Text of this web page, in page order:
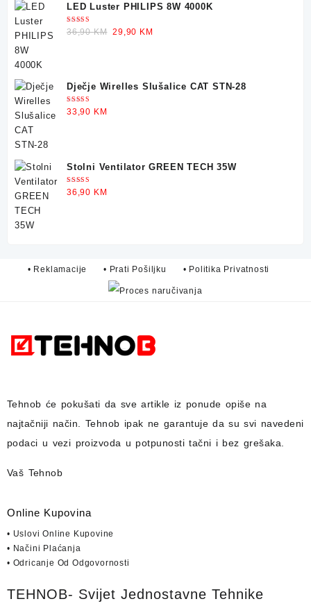
LED Luster PHILIPS 8W 4000K
Ocjenjeno
5.00od 5
36,90KM Original
29,90 KM
Dječje Wirelles Slušalice CAT STN-28
Ocjenjeno
5.00od 5
33,90 KM
Stolni Ventilator GREEN TECH 35W
Ocjenjeno
5.00od 5
36,90 KM
• Reklamacije • Prati Pošiljku • Politika Privatnosti
Tehnob će pokušati da sve artikle iz ponude opiše na
najtačniji način. Tehnob ipak ne garantuje da su svi navedeni
podaci u vezi proizvoda u potpunosti tačni i bez grešaka.
Vaš Tehnob
Online Kupovina
• Uslovi Online Kupovine
• Načini Plaćanja
• Odricanje Od Odgovornosti
TEHNOB- Svijet Jednostavne Tehnike